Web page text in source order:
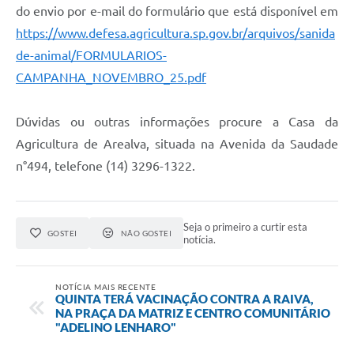
do envio por e-mail do formulário que está disponível em
https://www.defesa.agricultura.sp.gov.br/arquivos/sanida
de-animal/FORMULARIOS-
CAMPANHA_NOVEMBRO_25.pdf
Dúvidas ou outras informações procure a Casa da
Agricultura de Arealva, situada na Avenida da Saudade
n°494, telefone (14) 3296-1322.
GOSTEI NÃO GOSTEI
Seja o primeiro a curtir esta
notícia.
NOTÍCIA MAIS RECENTE
QUINTA TERÁ VACINAÇÃO CONTRA A RAIVA,
NA PRAÇA DA MATRIZ E CENTRO COMUNITÁRIO
"ADELINO LENHARO"